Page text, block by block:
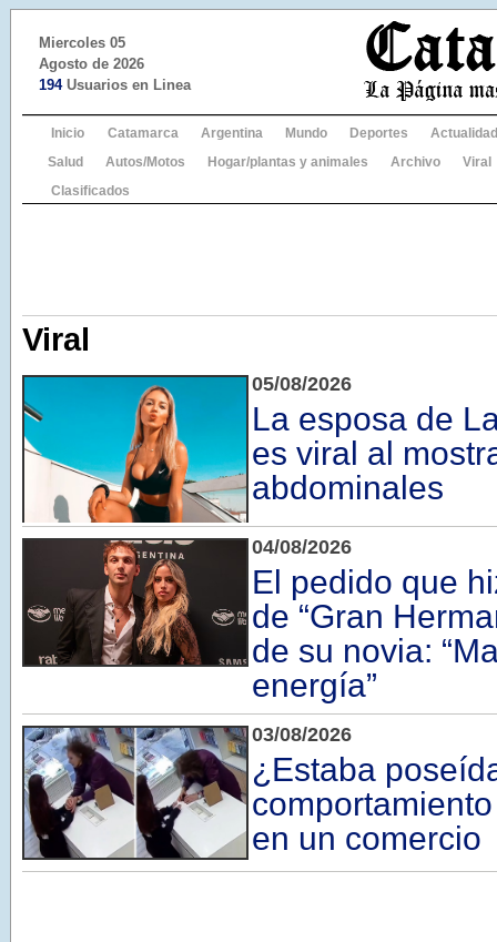
Miercoles 05
Agosto de 2026
194Usuarios en Linea
Inicio Catamarca Argentina Mundo Deportes
Actualidad
Salud
Autos/Motos Hogar/plantas y animales Archivo
Viral
Clasificados
Viral
05/08/2026
La esposa de
es viral al
abdominales
04/08/2026
El pedido que
de “Gran
de su novia:
energía”
03/08/2026
¿Estaba
en un comercio